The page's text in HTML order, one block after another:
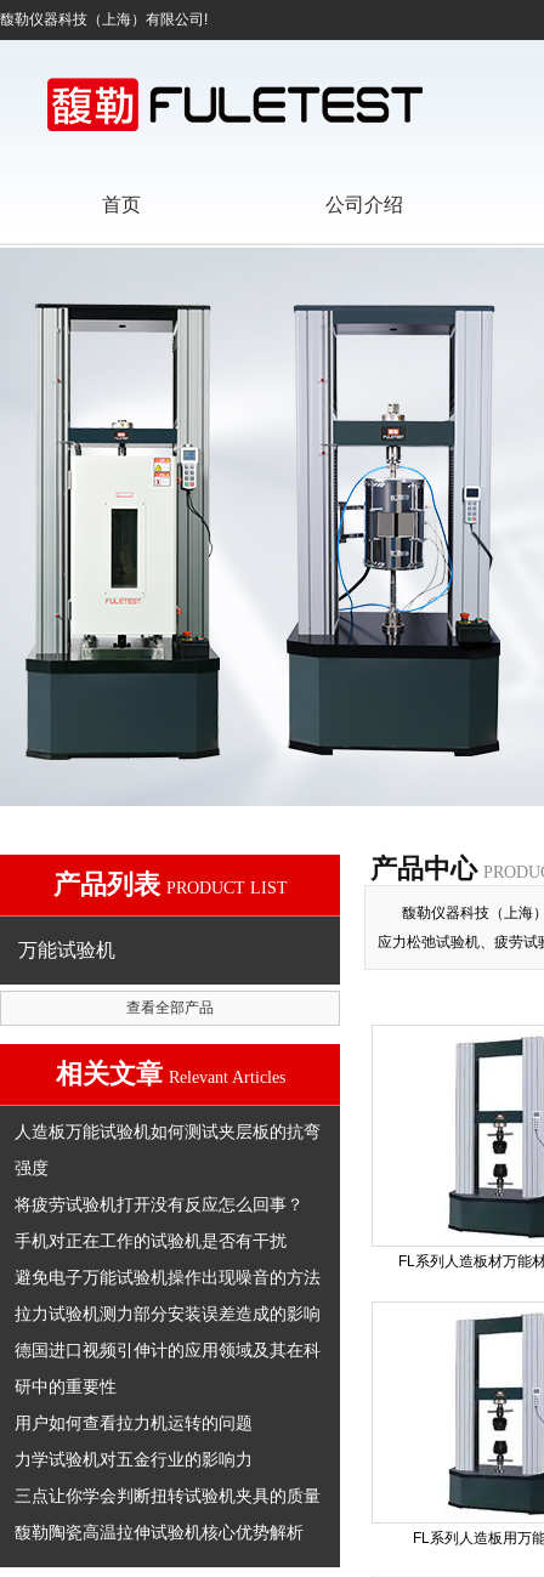
馥勒仪器科技（上海）有限公司!
首页 公司介绍
产品列表 PRODUCT LIST
万能试验机
查看全部产品
相关文章 Relevant Articles
人造板万能试验机如何测试夹层板的抗弯
强度
将疲劳试验机打开没有反应怎么回事？
手机对正在工作的试验机是否有干扰
避免电子万能试验机操作出现噪音的方法
拉力试验机测力部分安装误差造成的影响
德国进口视频引伸计的应用领域及其在科
研中的重要性
用户如何查看拉力机运转的问题
力学试验机对五金行业的影响力
三点让你学会判断扭转试验机夹具的质量
馥勒陶瓷高温拉伸试验机核心优势解析
产品中心
馥勒仪器科技（上海
应力松弛试验机、疲劳
FL系列人造板材万能
FL系列人造板用万